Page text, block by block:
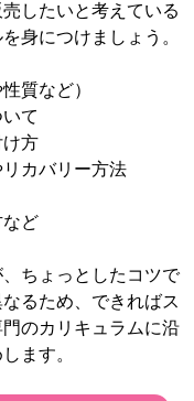
したいと考えている
身につけましょう。
質など）
て
け方
リカバリー方法
など
ちょっとしたコツで
るため、できればス
のカリキュラムに沿
ます。